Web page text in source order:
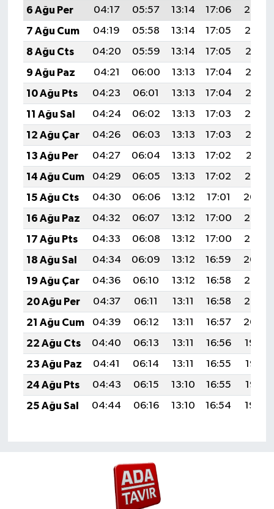
6 Ağu Per
04:17 05:57 13:14 17:06
20:20
7 Ağu Cum
04:19 05:58 13:14 17:05
20:19
8 Ağu Cts
04:20 05:59 13:14 17:05
20:18
9 Ağu Paz
04:21 06:00 13:13 17:04
20:16
10 Ağu Pts
04:23 06:01 13:13 17:04
20:15
11 Ağu Sal
04:24 06:02 13:13 17:03
20:14
12 Ağu Çar
04:26 06:03 13:13 17:03
20:13
13 Ağu Per
04:27 06:04 13:13 17:02
20:11
14 Ağu Cum
04:29 06:05 13:13 17:02
20:10
15 Ağu Cts
04:30 06:06 13:12 17:01
20:09
16 Ağu Paz
04:32 06:07 13:12 17:00
20:07
17 Ağu Pts
04:33 06:08 13:12 17:00
20:06
18 Ağu Sal
04:34 06:09 13:12 16:59
20:04
19 Ağu Çar
04:36 06:10 13:12 16:58
20:03
20 Ağu Per
04:37 06:11 13:11 16:58
20:02
21 Ağu Cum
04:39 06:12 13:11 16:57
20:00
22 Ağu Cts
04:40 06:13 13:11 16:56
19:59
23 Ağu Paz
04:41 06:14 13:11 16:55
19:57
24 Ağu Pts
04:43 06:15 13:10 16:55
19:56
25 Ağu Sal
04:44 06:16 13:10 16:54 19:54